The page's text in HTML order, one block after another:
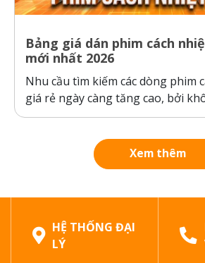
Bảng giá dán phim cách
mới nhất 2026
Nhu cầu tìm kiếm các dòng phim
giá rẻ ngày càng tăng cao, bởi
sẵn sàng bỏ ra hàng chục triệu
hãng” và “hàng giả, hàng nhái”...
Xem thêm
HỆ THỐNG ĐẠI
LÝ